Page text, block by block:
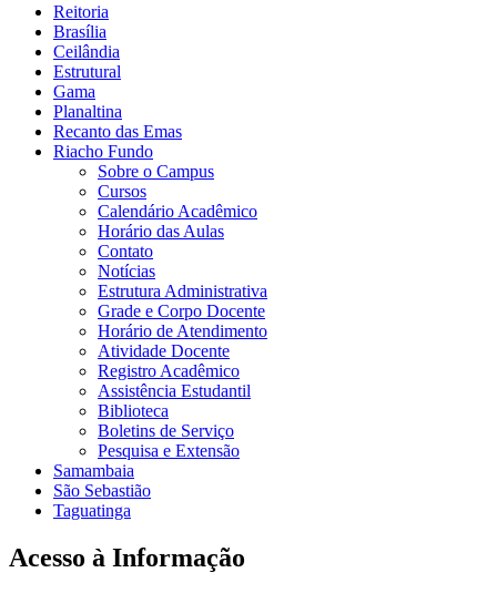
Reitoria
Brasília
Ceilândia
Estrutural
Gama
Planaltina
Recanto das Emas
Riacho Fundo
Sobre o Campus
Cursos
Calendário Acadêmico
Horário das Aulas
Contato
Notícias
Estrutura Administrativa
Grade e Corpo Docente
Horário de Atendimento
Atividade Docente
Registro Acadêmico
Assistência Estudantil
Biblioteca
Boletins de Serviço
Pesquisa e Extensão
Samambaia
São Sebastião
Taguatinga
Acesso à Informação